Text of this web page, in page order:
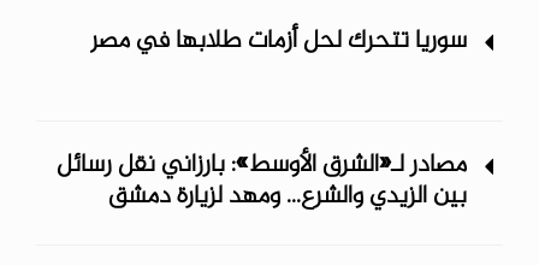
سوريا تتحرك لحل أزمات طلابها في مصر
مصادر لـ«الشرق الأوسط»: بارزاني نقل رسائل
بين الزيدي والشرع... ومهد لزيارة دمشق